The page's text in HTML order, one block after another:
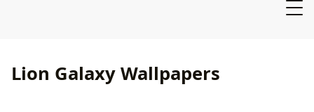
Lion Galaxy Wallpapers